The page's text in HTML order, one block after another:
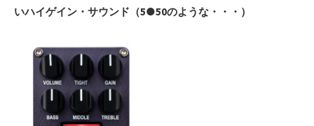
いハイゲイン・サウンド（5●50のような・・・）